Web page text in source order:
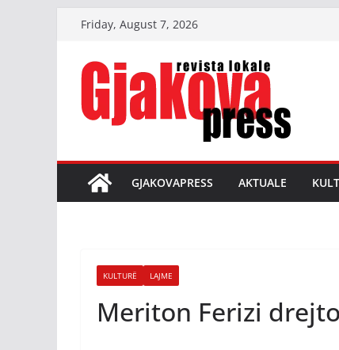
content
Friday, August 7, 2026
GJAKOVAPRESS AKTUALE
KULTURË LAJME
Meriton Ferizi